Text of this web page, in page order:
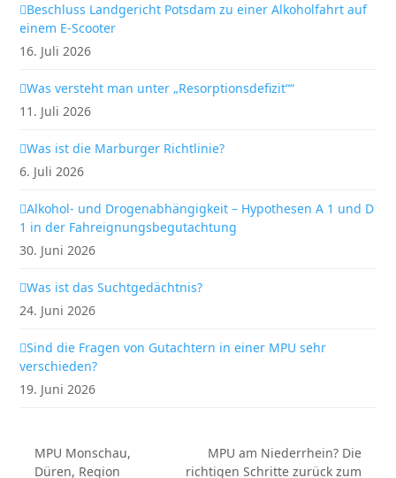
Beschluss Landgericht Potsdam zu einer Alkoholfahrt auf
einem E-Scooter
16. Juli 2026
Was versteht man unter „Resorptionsdefizit““
11. Juli 2026
Was ist die Marburger Richtlinie?
6. Juli 2026
Alkohol- und Drogenabhängigkeit – Hypothesen A 1 und D
1 in der Fahreignungsbegutachtung
30. Juni 2026
Was ist das Suchtgedächtnis?
24. Juni 2026
Sind die Fragen von Gutachtern in einer MPU sehr
verschieden?
19. Juni 2026
MPU Monschau,
Düren, Region
MPU am Niederrhein? Die
richtigen Schritte zurück zum